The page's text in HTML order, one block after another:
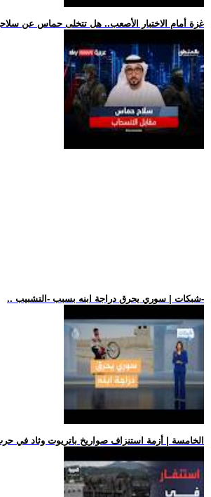
.. غزة أمام الاختبار الأصعب.. هل تتخلى حماس عن
.. شبكات | سوري يحرق دراجة ابنه بسبب -التشبيب-
.. الخامسة | أزمة استنزاف صواريخ باتريوت وثاد في